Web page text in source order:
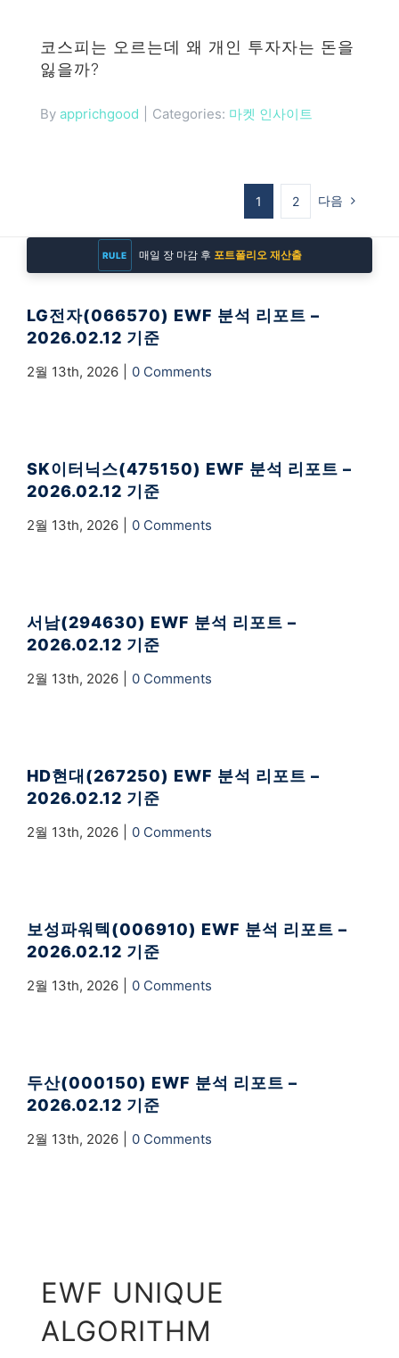
코스피는 오르는데 왜 개인 투자자는 돈을
잃을까?
By apprichgood Categories: 마켓 인사이트
1 2 다음
RULE 매일 장 마감 후포트폴리오 재산출
REPORT 감정을 배제한객관적 퀀트 리포트
LG전자(066570) EWF 분석 리포트 –
2026.02.12 기준
2월 13th, 2026 0 Comments
SK이터닉스(475150) EWF 분석 리포트 –
2026.02.12 기준
2월 13th, 2026 0 Comments
서남(294630) EWF 분석 리포트 –
2026.02.12 기준
2월 13th, 2026 0 Comments
HD현대(267250) EWF 분석 리포트 –
2026.02.12 기준
2월 13th, 2026 0 Comments
보성파워텍(006910) EWF 분석 리포트 –
2026.02.12 기준
2월 13th, 2026 0 Comments
두산(000150) EWF 분석 리포트 –
2026.02.12 기준
2월 13th, 2026 0 Comments
EWF UNIQUE
ALGORITHM